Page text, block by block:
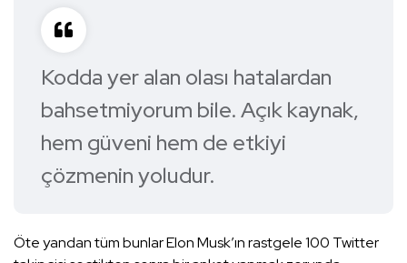
Kodda yer alan olası hatalardan
bahsetmiyorum bile. Açık kaynak,
hem güveni hem de etkiyi
çözmenin yoludur.
Öte yandan tüm bunlar Elon Musk’ın rastgele 100 Twitter